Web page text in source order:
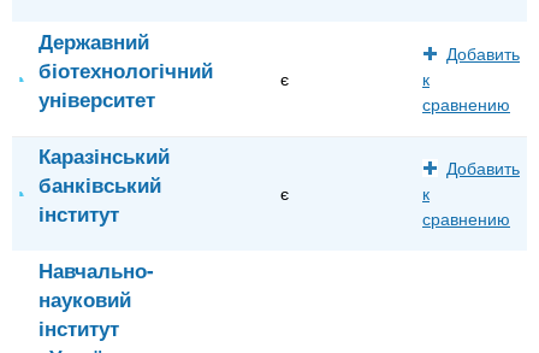
Державний
біотехнологічний
університет
є
Добавить
к
сравнению
Каразінський
банківський
інститут
є
Добавить
к
сравнению
Навчально-
науковий
інститут